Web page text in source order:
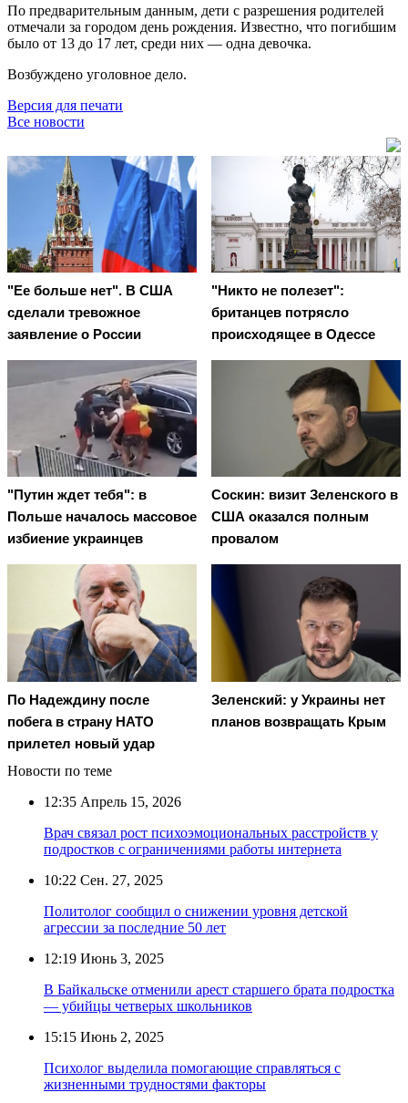
По предварительным данным, дети с разрешения родителей
отмечали за городом день рождения. Известно, что погибшим
было от 13 до 17 лет, среди них — одна девочка.
Возбуждено уголовное дело.
Версия для печати
Все новости
"Ее больше нет". В США
сделали тревожное
заявление о России
"Никто не полезет":
британцев потрясло
происходящее в Одессе
"Путин ждет тебя": в
Польше началось массовое
избиение украинцев
Соскин: визит Зеленского в
США оказался полным
провалом
По Надеждину после
побега в страну НАТО
прилетел новый удар
Зеленский: у Украины нет
планов возвращать Крым
Новости по теме
12:35 Апрель 15, 2026
Врач связал рост психоэмоциональных расстройств у
подростков с ограничениями работы интернета
10:22 Сен. 27, 2025
Политолог сообщил о снижении уровня детской
агрессии за последние 50 лет
12:19 Июнь 3, 2025
В Байкальске отменили арест старшего брата подростка
— убийцы четверых школьников
15:15 Июнь 2, 2025
Психолог выделила помогающие справляться с
жизненными трудностями факторы